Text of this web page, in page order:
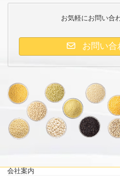
お気軽にお問い合
お問い合
会社案内